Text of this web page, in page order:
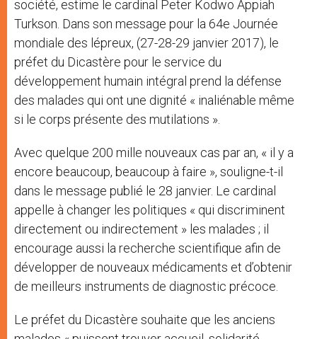
société, estime le cardinal Peter Kodwo Appiah
Turkson. Dans son message pour la 64e Journée
mondiale des lépreux, (27-28-29 janvier 2017), le
préfet du Dicastère pour le service du
développement humain intégral prend la défense
des malades qui ont une dignité « inaliénable même
si le corps présente des mutilations ».
Avec quelque 200 mille nouveaux cas par an, « il y a
encore beaucoup, beaucoup à faire », souligne-t-il
dans le message publié le 28 janvier. Le cardinal
appelle à changer les politiques « qui discriminent
directement ou indirectement » les malades ; il
encourage aussi la recherche scientifique afin de
développer de nouveaux médicaments et d’obtenir
de meilleurs instruments de diagnostic précoce.
Le préfet du Dicastère souhaite que les anciens